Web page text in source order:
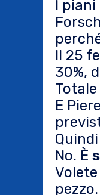
I piani
Il 25
30%,
E
No. È
pezzo.